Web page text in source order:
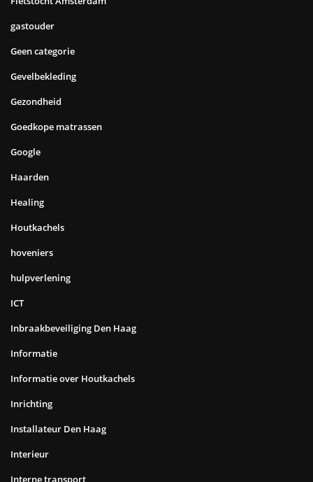
gastouder
Geen categorie
Gevelbekleding
Gezondheid
Goedkope matrassen
Google
Haarden
Healing
Houtkachels
hoveniers
hulpverlening
ICT
Inbraakbeveiliging Den Haag
Informatie
Informatie over Houtkachels
Inrichting
Installateur Den Haag
Interieur
Interne transport